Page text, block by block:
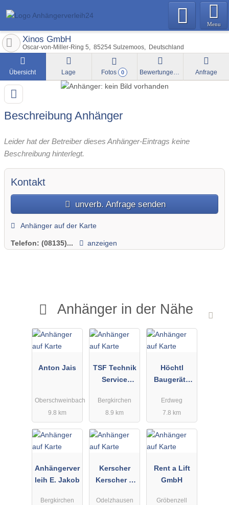
Menu
Xinos GmbH
Oscar-von-Miller-Ring 5 85254 Sulzemoos Deutschland
Übersicht Lage Fotos 0 Bewertungen Anfrage
Beschreibung Anhänger
Leider hat der Betreiber dieses Anhänger-Eintrags keine
Beschreibung hinterlegt.
Kontakt
unverb. Anfrage senden
Anhänger auf der Karte
Telefon: (08135)... anzeigen
Anhänger in der Nähe
Anton Jais
Oberschweinbach
9.8 km
TSF Technik
Service
Bergkirchen
8.9 km
Höchtl
Baugeräte
Service u.
Vermietung
Erdweg
7.8 km
Anhängerver
leih E. Jakob
Bergkirchen
Kerscher
Kerscher &
Odelzhausen
Rent a Lift
GmbH
Gröbenzell